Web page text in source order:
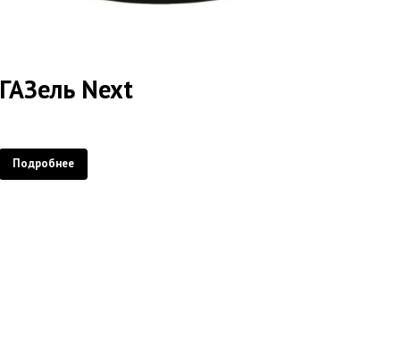
ГАЗель Next
Подробнее